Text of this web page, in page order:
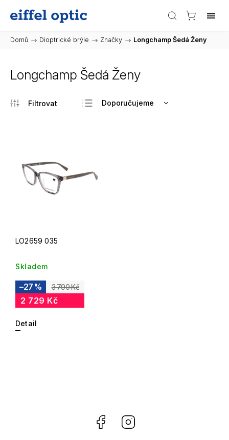
Domů / Dioptrické brýle / Značky / Longchamp Šedá Ženy
Longchamp Šedá Ženy
Doporučujeme
LO2659 035
Skladem
3 790 Kč
–27 %
2 729 Kč
Detail
Facebook